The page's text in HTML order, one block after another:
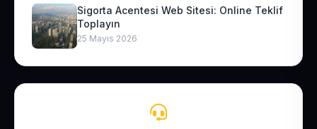
Sigorta Acentesi Web Sitesi: Online Teklif
Toplayın
25 Mayıs 2026